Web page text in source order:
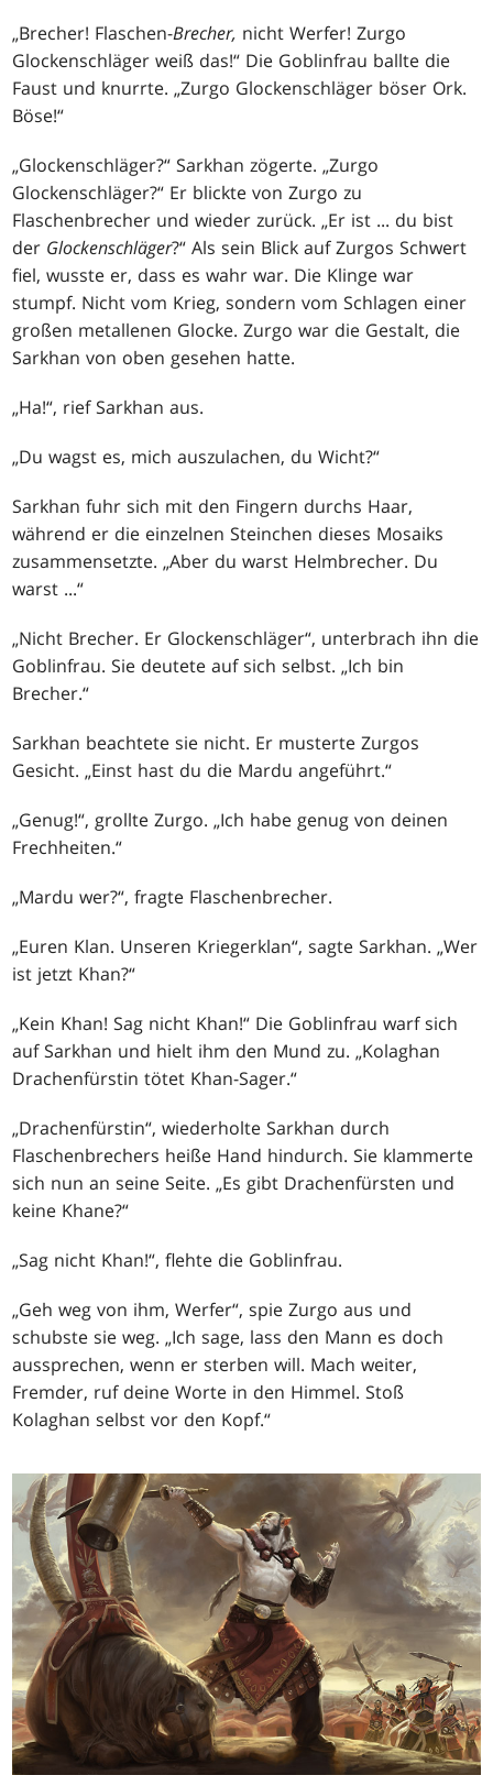
„Brecher! Flaschen-Brecher, nicht Werfer! Zurgo
Glockenschläger weiß das!“ Die Goblinfrau ballte die
Faust und knurrte. „Zurgo Glockenschläger böser Ork.
Böse!“
„Glockenschläger?“ Sarkhan zögerte. „Zurgo
Glockenschläger?“ Er blickte von Zurgo zu
Flaschenbrecher und wieder zurück. „Er ist ... du bist
der Glockenschläger?“ Als sein Blick auf Zurgos Schwert
fiel, wusste er, dass es wahr war. Die Klinge war
stumpf. Nicht vom Krieg, sondern vom Schlagen einer
großen metallenen Glocke. Zurgo war die Gestalt, die
Sarkhan von oben gesehen hatte.
„Ha!“, rief Sarkhan aus.
„Du wagst es, mich auszulachen, du Wicht?“
Sarkhan fuhr sich mit den Fingern durchs Haar,
während er die einzelnen Steinchen dieses Mosaiks
zusammensetzte. „Aber du warst Helmbrecher. Du
warst ...“
„Nicht Brecher. Er Glockenschläger“, unterbrach ihn die
Goblinfrau. Sie deutete auf sich selbst. „Ich bin
Brecher.“
Sarkhan beachtete sie nicht. Er musterte Zurgos
Gesicht. „Einst hast du die Mardu angeführt.“
„Genug!“, grollte Zurgo. „Ich habe genug von deinen
Frechheiten.“
„Mardu wer?“, fragte Flaschenbrecher.
„Euren Klan. Unseren Kriegerklan“, sagte Sarkhan. „Wer
ist jetzt Khan?“
„Kein Khan! Sag nicht Khan!“ Die Goblinfrau warf sich
auf Sarkhan und hielt ihm den Mund zu. „Kolaghan
Drachenfürstin tötet Khan-Sager.“
„Drachenfürstin“, wiederholte Sarkhan durch
Flaschenbrechers heiße Hand hindurch. Sie klammerte
sich nun an seine Seite. „Es gibt Drachenfürsten und
keine Khane?“
„Sag nicht Khan!“, flehte die Goblinfrau.
„Geh weg von ihm, Werfer“, spie Zurgo aus und
schubste sie weg. „Ich sage, lass den Mann es doch
aussprechen, wenn er sterben will. Mach weiter,
Fremder, ruf deine Worte in den Himmel. Stoß
Kolaghan selbst vor den Kopf.“